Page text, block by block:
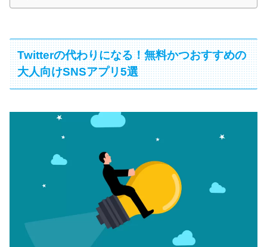
Twitterの代わりになる！無料かつおすすめの
大人向けSNSアプリ5選